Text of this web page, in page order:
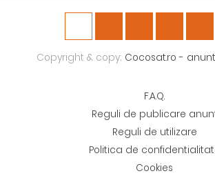
Copyright & copy; Cocosat.ro -
F.A.Q.
Reguli de publicare
Reguli de utilizare
Politica de
Cookies